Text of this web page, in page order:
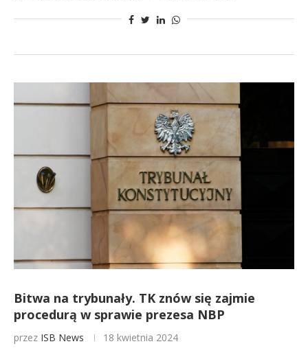
Bitwa na trybunały. TK znów się zajmie
procedurą w sprawie prezesa NBP
przez ISB News 18 kwietnia 2024